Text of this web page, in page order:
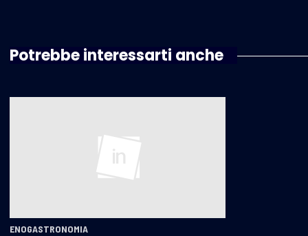
Potrebbe interessarti anche
ENOGASTRONOMIA